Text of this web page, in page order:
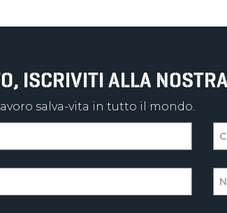
ISCRIVITI ALLA
salva-vita in tutto il mondo.